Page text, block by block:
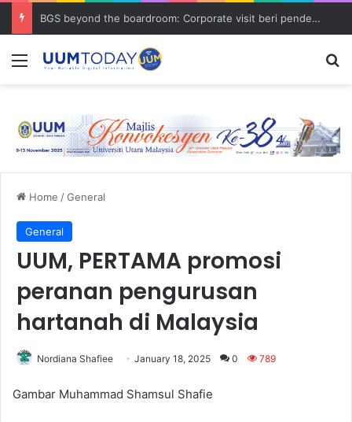
BGS beyond the boardroom: Corporate visit beri pendedahan dunia korporat kepada PELAJAR UUM
Menu
Home /General
General
UUM, PERTAMA promosi
peranan pengurusan
hartanah di Malaysia
Nordiana Shafiee January 18, 2025 0 789
Gambar Muhammad Shamsul Shafie